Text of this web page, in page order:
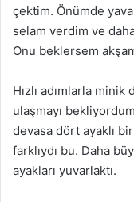
çektim. Önümde
selam verdim ve
Onu beklersem
Hızlı adımlarla
ulaşmayı
devasa dört ayaklı
farklıydı bu. Daha
ayakları yuvarlaktı.